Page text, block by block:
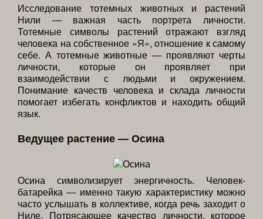
Исследование тотемных животных и растений
Нили — важная часть портрета личности.
Тотемные символы растений отражают взгляд
человека на собственное «Я», отношение к самому
себе. А тотемные животные — проявляют черты
личности, которые он проявляет при
взаимодействии с людьми и окружением.
Понимание качеств человека и склада личности
помогает избегать конфликтов и находить общий
язык.
Ведущее растение — Осина
Осина символизирует энергичность. Человек-
батарейка — именно такую характеристику можно
часто услышать в коллективе, когда речь заходит о
Ниле. Потрясающее качество личности, которое